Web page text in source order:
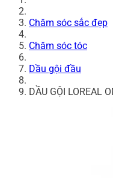
Chăm sóc sắc đẹp
Chăm sóc tóc
Dầu gội đầu
DẦU GỘI LOREAL